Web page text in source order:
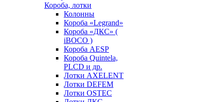
Короба, лотки
Колонны
Короба «Legrand»
Короба «ДКС» (
iBOCO )
Короба AESP
Короба Quintela,
PLCD и др.
Лотки AXELENT
Лотки DEFEM
Лотки OSTEC